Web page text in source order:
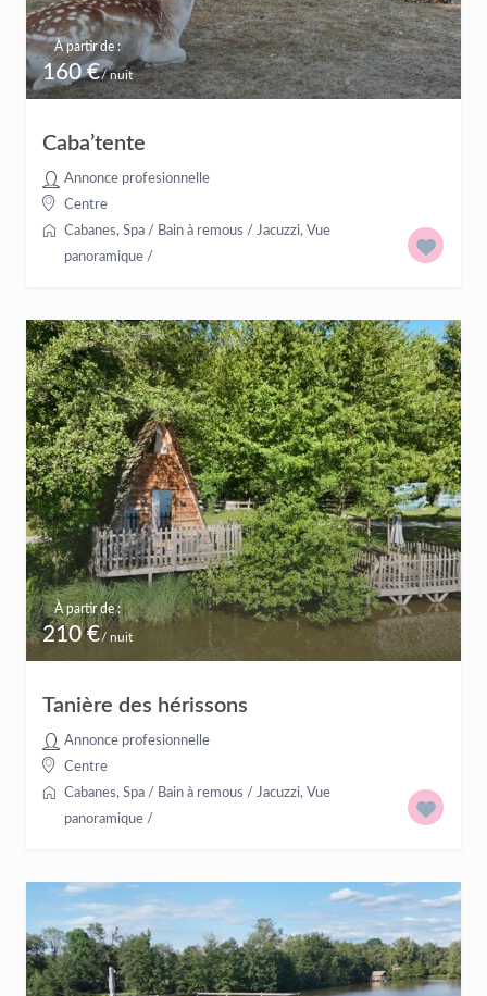
À partir de :
160 €/ nuit
Caba’tente
Annonce profesionnelle
Centre
Cabanes, Spa / Bain à remous / Jacuzzi, Vue
panoramique /
À partir de :
210 €/ nuit
Tanière des hérissons
Annonce profesionnelle
Centre
Cabanes, Spa / Bain à remous / Jacuzzi, Vue
panoramique /